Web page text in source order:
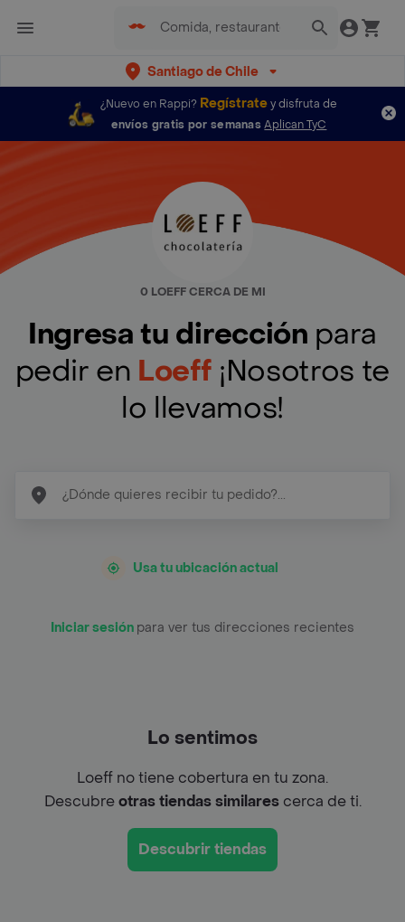
Santiago de Chile
¿Nuevo en Rappi? Regístratey disfruta de
envíos gratis por semanas Aplican TyC
0 LOEFF CERCA DE MI
Ingresa tu dirección para
pedir en Loeff ¡Nosotros te
lo llevamos!
Usa tu ubicación actual
Iniciar sesión para ver tus direcciones recientes
Lo sentimos
Loeff no tiene cobertura en tu zona.
Descubreotras tiendas similarescerca de ti.
Descubrir tiendas